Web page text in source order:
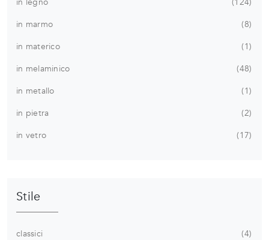
in marmo
8
in materico
1
in melaminico
48
in metallo
1
in pietra
2
in vetro
17
Stile
classici
4